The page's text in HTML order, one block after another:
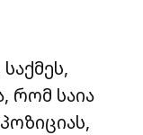
რომ საია